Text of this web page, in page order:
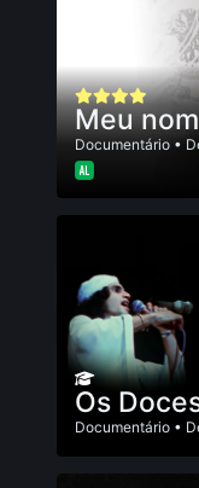
Meu
Documentário •
Os
Documentário •